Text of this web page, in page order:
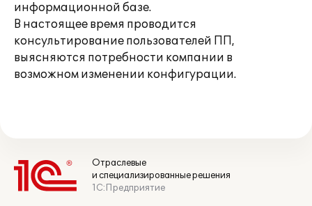
информационной базе.
В настоящее время проводится
консультирование пользователей ПП,
выясняются потребности компании в
возможном изменении конфигурации.
Отраслевые
и специализированные решения
1С:Предприятие